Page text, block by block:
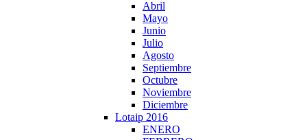
Abril
Mayo
Junio
Julio
Agosto
Septiembre
Octubre
Noviembre
Diciembre
Lotaip 2016
ENERO